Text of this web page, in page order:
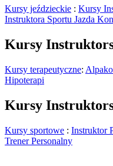
Kursy jeździeckie : Kursy
Instruktora Sportu Jazda
Kursy
Kursy terapeutyczne:
Hipoterapi
Kursy
Kursy sportowe : Instruktor
Trener Personalny